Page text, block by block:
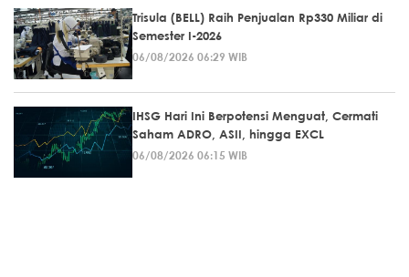
Trisula (BELL) Raih Penjualan Rp330 Miliar di
Semester I-2026
06/08/2026 06:29 WIB
IHSG Hari Ini Berpotensi Menguat, Cermati
Saham ADRO, ASII, hingga EXCL
06/08/2026 06:15 WIB